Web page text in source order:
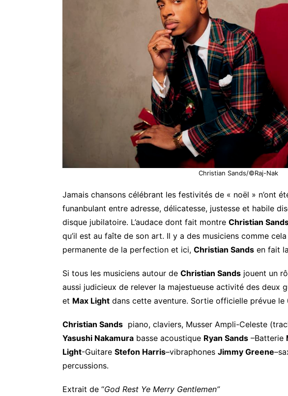
Christian Sands/©Raj-Nak
Jamais chansons célébrant les festivités de « noël » n’ont
funanbulant entre adresse, délicatesse, justesse et habile
disque jubilatoire. L’audace dont fait montre Christian
qu’il est au faîte de son art. Il y a des musiciens comme
permanente de la perfection et ici, Christian Sands en fait
Si tous les musiciens autour de Christian Sands jouent un
aussi judicieux de relever la majestueuse activité des deux
et Max Light dans cette aventure. Sortie officielle prévue le
Christian Sands piano, ​​claviers, Musser Ampli-Celeste
Yasushi Nakamura basse acoustique Ryan Sands –Batterie
Light-Guitare Stefon Harris–vibraphones Jimmy Greene
percussions.
Extrait de “God Rest Ye Merry Gentlemen”